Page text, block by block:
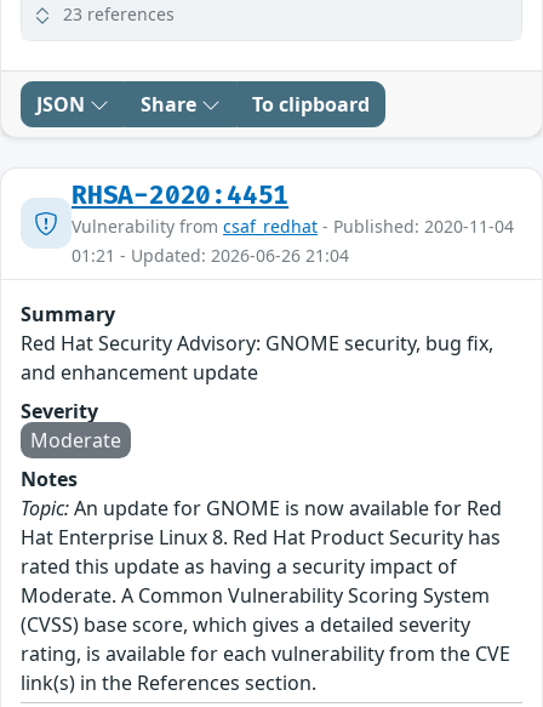
23 references
JSON Share To clipboard
RHSA-2020:4451
Vulnerability from csaf_redhat - Published: 2020-11-04
01:21 - Updated: 2026-06-26 21:04
Summary
Red Hat Security Advisory: GNOME security, bug fix,
and enhancement update
Severity
Moderate
Notes
Topic:An update for GNOME is now available for Red
Hat Enterprise Linux 8. Red Hat Product Security has
rated this update as having a security impact of
Moderate. A Common Vulnerability Scoring System
(CVSS) base score, which gives a detailed severity
rating, is available for each vulnerability from the CVE
link(s) in the References section.